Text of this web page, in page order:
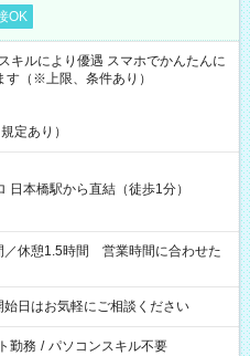
OK
ルにより優遇 スマホでかんたんに
す（※上限、条件あり）
定あり）
本橋駅から直結（徒歩1分）
日はお気軽にご相談ください
勤務 / パソコンスキル不要